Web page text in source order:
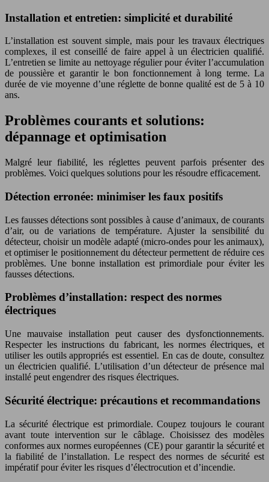
Installation et entretien: simplicité et durabilité
L’installation est souvent simple, mais pour les travaux électriques
complexes, il est conseillé de faire appel à un électricien qualifié.
L’entretien se limite au nettoyage régulier pour éviter l’accumulation
de poussière et garantir le bon fonctionnement à long terme. La
durée de vie moyenne d’une réglette de bonne qualité est de 5 à 10
ans.
Problèmes courants et solutions:
dépannage et optimisation
Malgré leur fiabilité, les réglettes peuvent parfois présenter des
problèmes. Voici quelques solutions pour les résoudre efficacement.
Détection erronée: minimiser les faux positifs
Les fausses détections sont possibles à cause d’animaux, de courants
d’air, ou de variations de température. Ajuster la sensibilité du
détecteur, choisir un modèle adapté (micro-ondes pour les animaux),
et optimiser le positionnement du détecteur permettent de réduire ces
problèmes. Une bonne installation est primordiale pour éviter les
fausses détections.
Problèmes d’installation: respect des normes
électriques
Une mauvaise installation peut causer des dysfonctionnements.
Respecter les instructions du fabricant, les normes électriques, et
utiliser les outils appropriés est essentiel. En cas de doute, consultez
un électricien qualifié. L’utilisation d’un détecteur de présence mal
installé peut engendrer des risques électriques.
Sécurité électrique: précautions et recommandations
La sécurité électrique est primordiale. Coupez toujours le courant
avant toute intervention sur le câblage. Choisissez des modèles
conformes aux normes européennes (CE) pour garantir la sécurité et
la fiabilité de l’installation. Le respect des normes de sécurité est
impératif pour éviter les risques d’électrocution et d’incendie.